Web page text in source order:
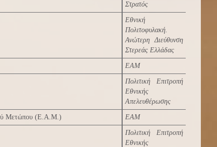
Στρατός
Εθνική
Πολιτοφυλακή.
Ανώτερη Διεύθυνση
Στερεάς Ελλάδας
ΕΑΜ
Πολιτική Επιτροπή
Εθνικής
Απελευθέρωσης
Μετώπου (Ε.Α.Μ.) ΕΑΜ
Πολιτική Επιτροπή
Εθνικής